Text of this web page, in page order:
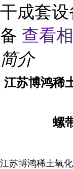
干成套
备 查看
简介
江苏博鸿稀
螺
江苏博鸿稀土氧